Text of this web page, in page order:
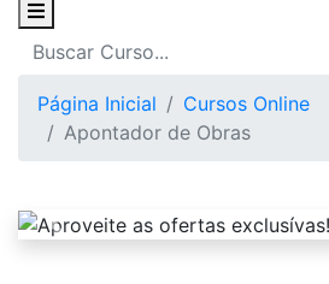
Página Inicial
Cursos Online
Apontador de Obras